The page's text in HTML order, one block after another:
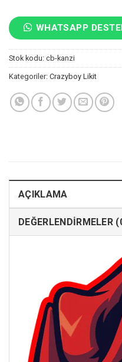
WHATSAPP
Stok kodu: cb-kanzi
Kategoriler: Crazyboy Likit
AÇIKLAMA
DEĞERLENDIRMELER